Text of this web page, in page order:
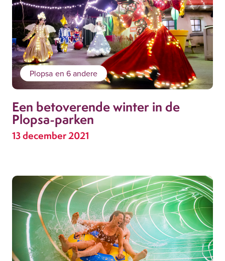
Plopsa en 6 andere
Een betoverende winter in de
Plopsa-parken
13 december 2021